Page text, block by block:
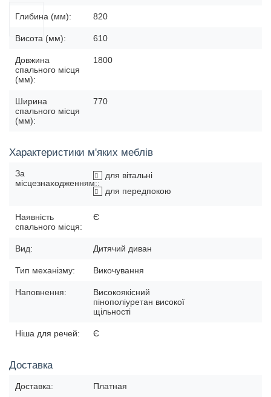
Глибина (мм): 820
Висота (мм): 610
Довжина
спального місця
(мм):
1800
Ширина
спального місця
(мм):
770
Характеристики м'яких меблів
За
місцезнаходженням::
для вітальні
для передпокою
Наявність
спального місця:
Є
Вид: Дитячий диван
Тип механізму: Викочування
Наповнення:
Високоякісний
пінополіуретан високої
щільності
Ніша для речей: Є
Доставка
Доставка: Платная